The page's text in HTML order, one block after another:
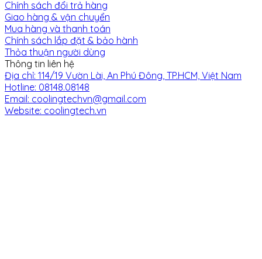
Chính sách đổi trả hàng
Giao hàng & vận chuyển
Mua hàng và thanh toán
Chính sách lắp đặt & bảo hành
Thỏa thuận người dùng
Thông tin liên hệ
Địa chỉ: 114/19 Vườn Lài, An Phú Đông, TP.HCM, Việt Nam
Hotline: 08148.08148
Email: coolingtechvn@gmail.com
Website: coolingtech.vn